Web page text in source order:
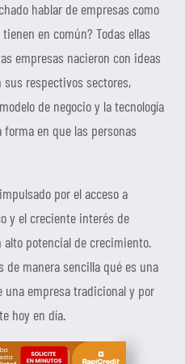
hablar de empresas como
en común? Todas ellas
empresas nacieron con ideas
respectivos sectores,
de negocio y la tecnología
en que las personas
por el acceso a
y el creciente interés de
potencial de crecimiento.
de manera sencilla qué es una
empresa tradicional y por
hoy en día.